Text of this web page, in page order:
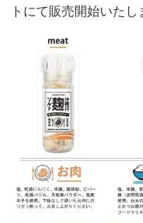
トにて販売開始いたし